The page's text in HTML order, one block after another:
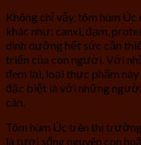
Không chỉ vậy, tôm hùm
khác như: canxi, đạm,
dinh dưỡng hết sức cần
triển của con người. Với
đem lại, loại thực phẩm
đặc biệt là với những
cân.
Tôm hùm Úc trên thị
là tươi sống nguyên con